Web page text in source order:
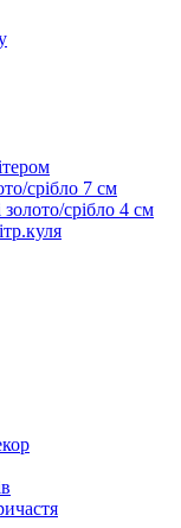
срібло 7 см
срібло 4 см